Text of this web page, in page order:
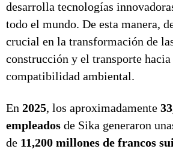
desarrolla tecnologías
todo el mundo. De esta manera,
crucial en la transformación de
construcción y el transporte
compatibilidad ambiental.
En 2025, los aproximadamente
empleados de Sika generaron
de 11,200 millones de francos